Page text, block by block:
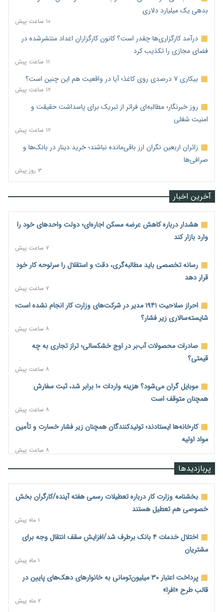
بدهی یک میلیارد دلاری
۱۰ ساعت پیش
درآمد کارگزاری‌ها چقدر است؟ کانون کارگزاران اعداد منتشرشده در
فضای مجازی را تکذیب کرد
۱۱ ساعت پیش
بیکاری ۷ درصدی روی کاغذ؛ آیا در واقعیت هم این چنین است؟
۱۲ ساعت پیش
روز خبرنگار؛ مطالبه‌ای فراتر از تبریک برای پاسداشت حقیقت و
امنیت شغلی
۱۲ ساعت پیش
زائران اربعین نگران ارز باقی‌مانده نباشند؛ خرید دینار در بانک‌ها و
صرافی‌ها
۳ روز پیش
آخرین اخبار
هشدار درباره کاهش عرضه مسکن اجاره‌ای؛ دولت واحدهای خود را
وارد بازار کند
۷ ساعت پیش
رسانه تخصصی باید مطالبه‌گری، دقت و استقلال را سرلوحه کار خود
قرار دهد
۷ ساعت پیش
احراز صلاحیت ۱۹۴۱ مدیر در شرکت‌های وزارت کار انجام نشده است؛
شایسته‌سالاری زیر فشار؟
۸ ساعت پیش
صادرات محصولات آب‌بر در اوج خشکسالی؛ تراز تجاری به چه
قیمتی؟
۸ ساعت پیش
موبایل گران می‌شود؟ هزینه واردات ۱۰ برابر شد، ثبت سفارش
همچنان متوقف است
۸ ساعت پیش
کارخانه‌ها ایستادند؛ تولیدکنندگان همچنان زیر فشار خسارت و تأمین
مواد اولیه
۸ ساعت پیش
قیمت مسکن در دست سازنده‌های خرد؛ چگونه «عددسازی» بازار
۸ ساعت پیش
منابع صندوق ملی مسکن به متقاضیان رسید؛ اولویت با پروژه‌های
هشدار درباره آینده صندوق‌های بازنشستگی؛ اعتماد بیمه‌پردازان را
پربازدیدها
بخشنامه وزارت کار درباره تعطیلات رسمی هفته آینده/کارگران بخش
خصوصی هم تعطیل هستند
۱ ماه پیش
اختلال خدمات ۴ بانک برطرف شد/افزایش سقف انتقال وجه برای
مشتریان
۱ ماه پیش
پرداخت اعتبار ۳۰ میلیون‌تومانی به خانوارهای دهک‌های پایین در
قالب طرح «افرا»
۲ ماه پیش